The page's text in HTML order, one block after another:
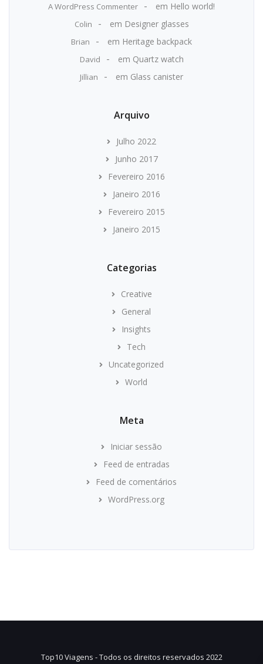
A WordPress Commenter em Hello world!
Colin em Designer glasses
Brian em Heritage backpack
David em Quartz watch
Jillian em Glass canister
Arquivo
Julho 2022
Junho 2017
Fevereiro 2016
Janeiro 2016
Fevereiro 2015
Janeiro 2015
Categorias
Creative
General
Insights
Tech
Uncategorized
World
Meta
Iniciar sessão
Feed de entradas
Feed de comentários
WordPress.org
Top10 Viagens - Todos os direitos reservados 2022